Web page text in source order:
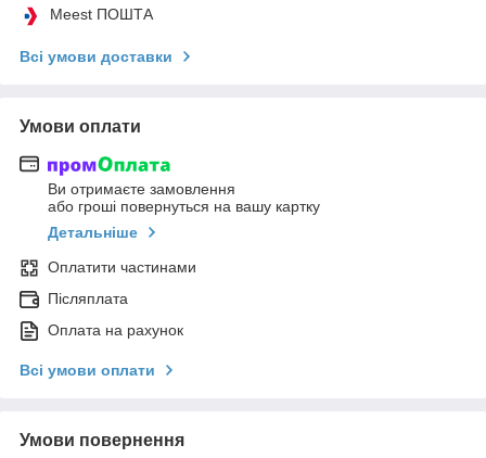
Meest ПОШТА
Всі умови доставки
Умови оплати
Ви отримаєте замовлення
або гроші повернуться на вашу картку
Детальніше
Оплатити частинами
Післяплата
Оплата на рахунок
Всі умови оплати
Умови повернення